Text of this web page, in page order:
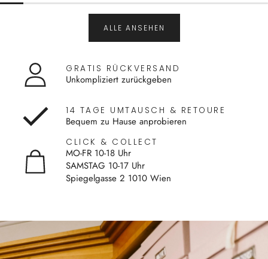
ALLE ANSEHEN
GRATIS RÜCKVERSAND
Unkompliziert zurückgeben
14 TAGE UMTAUSCH & RETOURE
Bequem zu Hause anprobieren
CLICK & COLLECT
MO-FR 10-18 Uhr
SAMSTAG 10-17 Uhr
Spiegelgasse 2 1010 Wien